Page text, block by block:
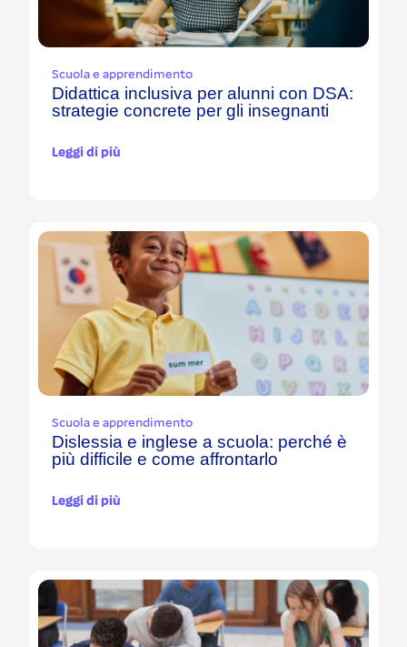
Scuola e apprendimento
Didattica inclusiva per alunni con DSA:
strategie concrete per gli insegnanti
Leggi di più
Scuola e apprendimento
Dislessia e inglese a scuola: perché è
più difficile e come affrontarlo
Leggi di più